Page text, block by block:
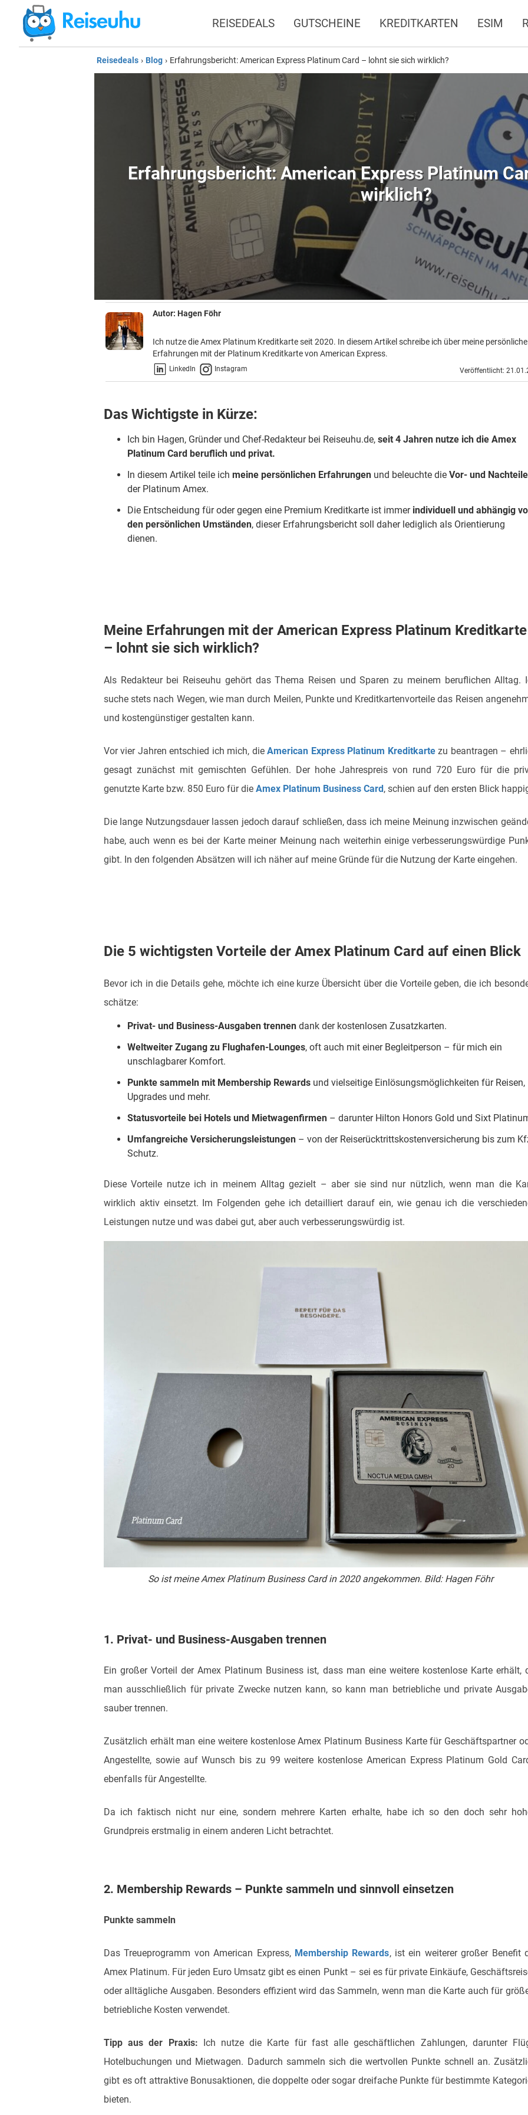
REISEDEALS GUTSCHEINE KREDITKARTEN ESIM
Reisedeals › Blog › Erfahrungsbericht: American Express Platinum Card – lohnt sie sich wirklich?
Erfahrungsbericht: American Express Platinum
wirklich?
Autor: Hagen Föhr
Ich nutze die Amex Platinum Kreditkarte seit 2020. In diesem Artikel schreibe ich über meine persönliche
Erfahrungen mit der Platinum Kreditkarte von American Express.
LinkedIn Instagram Veröffentlicht:
Das Wichtigste in Kürze:
Ich bin Hagen, Gründer und Chef-Redakteur bei Reiseuhu.de, seit 4 Jahren nutze ich die Amex
Platinum Card beruflich und privat.
In diesem Artikel teile ich meine persönlichen Erfahrungen und beleuchte die Vor- und Nachteile
der Platinum Amex.
Die Entscheidung für oder gegen eine Premium Kreditkarte ist immer individuell und abhängig
den persönlichen Umständen, dieser Erfahrungsbericht soll daher lediglich als Orientierung
dienen.
Meine Erfahrungen mit der American Express Platinum Kreditkarte
– lohnt sie sich wirklich?
Als Redakteur bei Reiseuhu gehört das Thema Reisen und Sparen zu meinem beruflichen Alltag.
suche stets nach Wegen, wie man durch Meilen, Punkte und Kreditkartenvorteile das Reisen
und kostengünstiger gestalten kann.
Vor vier Jahren entschied ich mich, dieAmerican Express Platinum Kreditkartezu beantragen –
gesagt zunächst mit gemischten Gefühlen. Der hohe Jahrespreis von rund 720 Euro für die
genutzte Karte bzw. 850 Euro für die Amex Platinum Business Card, schien auf den ersten Blick
Die lange Nutzungsdauer lassen jedoch darauf schließen, dass ich meine Meinung inzwischen
habe, auch wenn es bei der Karte meiner Meinung nach weiterhin einige verbesserungswürdige
gibt. In den folgenden Absätzen will ich näher auf meine Gründe für die Nutzung der Karte eingehen.
Die 5 wichtigsten Vorteile der Amex Platinum Card auf einen Blick
Bevor ich in die Details gehe, möchte ich eine kurze Übersicht über die Vorteile geben, die ich
schätze:
Privat- und Business-Ausgaben trennen dank der kostenlosen Zusatzkarten.
Weltweiter Zugang zu Flughafen-Lounges, oft auch mit einer Begleitperson – für mich ein
unschlagbarer Komfort.
Punkte sammeln mit Membership Rewards und vielseitige Einlösungsmöglichkeiten für Reisen,
Upgrades und mehr.
Statusvorteile bei Hotels und Mietwagenfirmen – darunter Hilton Honors Gold und Sixt
Umfangreiche Versicherungsleistungen – von der Reiserücktrittskostenversicherung bis zum
Schutz.
Diese Vorteile nutze ich in meinem Alltag gezielt – aber sie sind nur nützlich, wenn man die
wirklich aktiv einsetzt. Im Folgenden gehe ich detailliert darauf ein, wie genau ich die
Leistungen nutze und was dabei gut, aber auch verbesserungswürdig ist.
So ist meine Amex Platinum Business Card in 2020 angekommen. Bild: Hagen Föhr
1. Privat- und Business-Ausgaben trennen
Ein großer Vorteil der Amex Platinum Business ist, dass man eine weitere kostenlose Karte erhält,
man ausschließlich für private Zwecke nutzen kann, so kann man betriebliche und private
sauber trennen.
Zusätzlich erhält man eine weitere kostenlose Amex Platinum Business Karte für Geschäftspartner
Angestellte, sowie auf Wunsch bis zu 99 weitere kostenlose American Express Platinum Gold
ebenfalls für Angestellte.
Da ich faktisch nicht nur eine, sondern mehrere Karten erhalte, habe ich so den doch sehr
Grundpreis erstmalig in einem anderen Licht betrachtet.
2. Membership Rewards – Punkte sammeln und sinnvoll einsetzen
Punkte sammeln
Das Treueprogramm von American Express, Membership Rewards, ist ein weiterer großer Benefit
Amex Platinum. Für jeden Euro Umsatz gibt es einen Punkt – sei es für private Einkäufe,
oder alltägliche Ausgaben. Besonders effizient wird das Sammeln, wenn man die Karte auch für
betriebliche Kosten verwendet.
Tipp aus der Praxis: Ich nutze die Karte für fast alle geschäftlichen Zahlungen, darunter
Hotelbuchungen und Mietwagen. Dadurch sammeln sich die wertvollen Punkte schnell an.
gibt es oft attraktive Bonusaktionen, die doppelte oder sogar dreifache Punkte für bestimmte
bieten.